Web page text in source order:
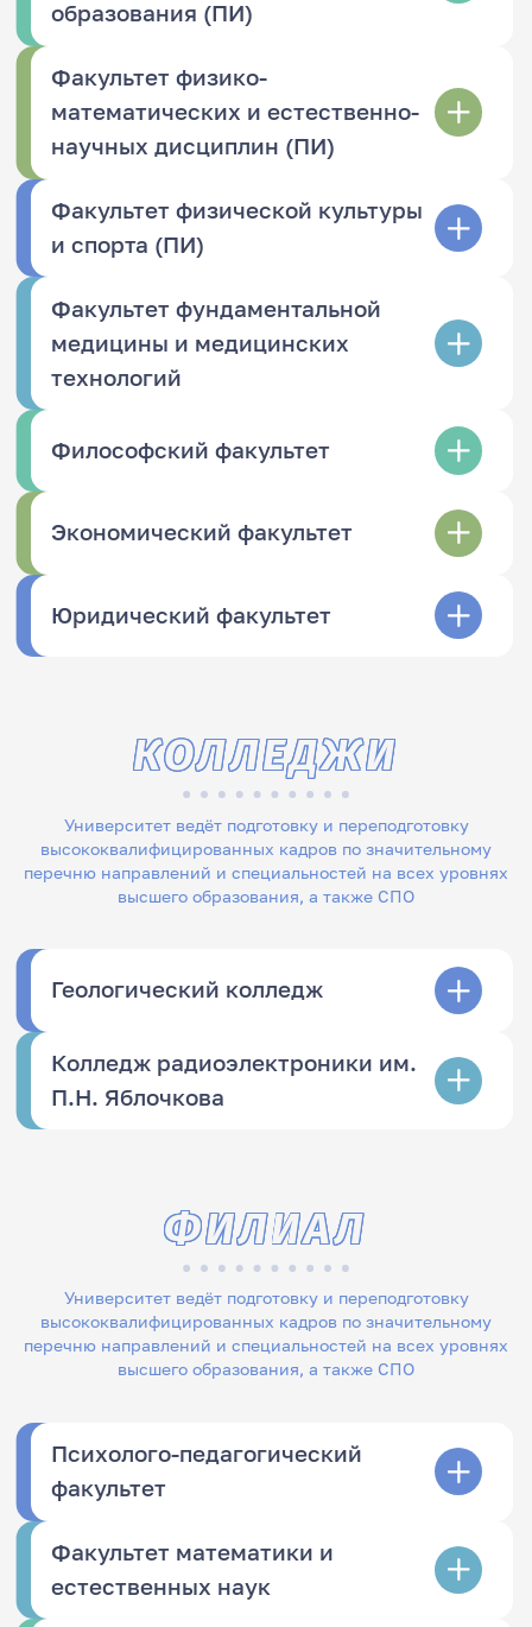
образования (ПИ)
Факультет физико-
математических и естественно-
научных дисциплин (ПИ)
Факультет физической культуры
и спорта (ПИ)
Факультет фундаментальной
медицины и медицинских
технологий
Философский факультет
Экономический факультет
Юридический факультет
Университет ведёт подготовку и переподготовку
высококвалифицированных кадров по значительному
перечню направлений и специальностей на всех уровнях
высшего образования, а также СПО
КОЛЛЕДЖИ
Геологический колледж
Колледж радиоэлектроники им.
П.Н. Яблочкова
Университет ведёт подготовку и переподготовку
высококвалифицированных кадров по значительному
перечню направлений и специальностей на всех уровнях
высшего образования, а также СПО
ФИЛИАЛ
Психолого-педагогический
факультет
Факультет математики и
естественных наук